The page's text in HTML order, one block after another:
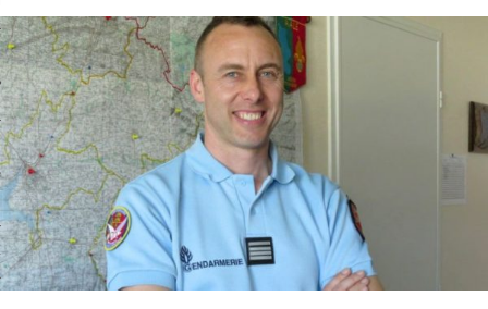
MONROZIER
ARCACHON